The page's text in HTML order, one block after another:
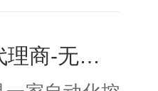
8-if03cpvc phorp电极保护套管-上泰仪表代理商-无锡艾迅